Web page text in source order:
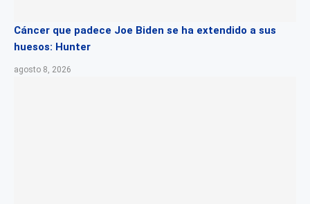
Cáncer que padece Joe Biden se ha extendido a sus
huesos: Hunter
agosto 8, 2026